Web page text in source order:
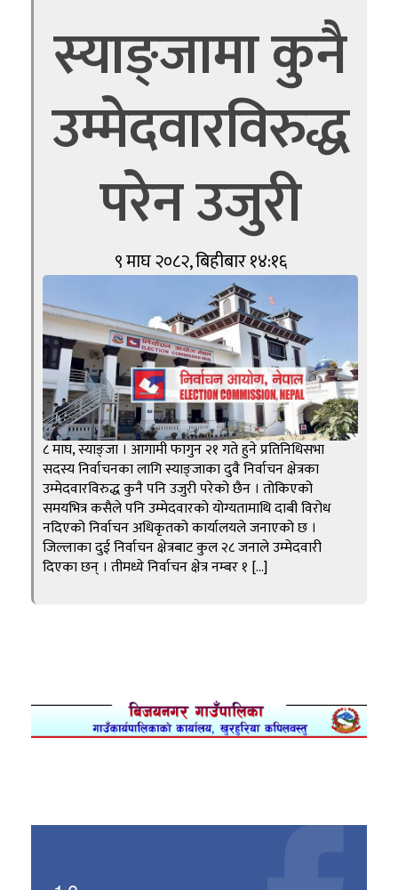
स्याङ्जामा कुनै
उम्मेदवारविरुद्ध
परेन उजुरी
९ माघ २०८२, बिहीबार १४:१६
८ माघ, स्याङ्जा । आगामी फागुन २१ गते हुने प्रतिनिधिसभा
सदस्य निर्वाचनका लागि स्याङ्जाका दुवै निर्वाचन क्षेत्रका
उम्मेदवारविरुद्ध कुनै पनि उजुरी परेको छैन । तोकिएको
समयभित्र कसैले पनि उम्मेदवारको योग्यतामाथि दाबी विरोध
नदिएको निर्वाचन अधिकृतको कार्यालयले जनाएको छ ।
जिल्लाका दुई निर्वाचन क्षेत्रबाट कुल २८ जनाले उम्मेदवारी
दिएका छन् । तीमध्ये निर्वाचन क्षेत्र नम्बर १ […]